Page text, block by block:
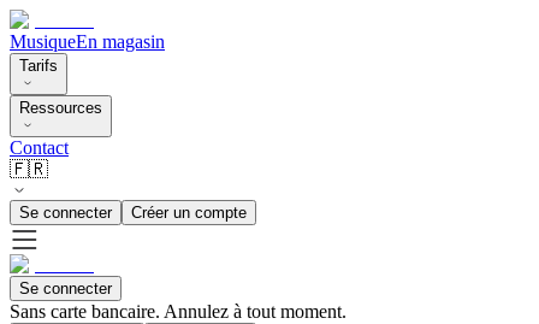
MusiqueEn magasin
Tarifs
Ressources
Contact
🇫🇷
Se connecter Créer un compte
Se connecter
Sans carte bancaire. Annulez à tout moment.